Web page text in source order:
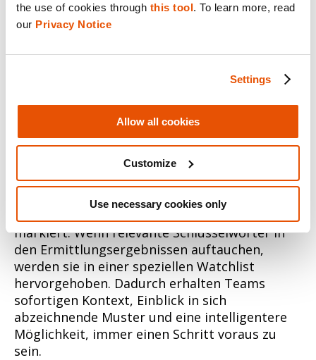
the use of cookies through this tool. To learn more, read
our Privacy Notice
Settings
Allow all cookies
Customize
Use necessary cookies only
Die neue Watchlist-Funktion unterstützt
Ermittler dabei, wichtige Informationen
schneller aufzudecken, indem sie automatisch
Schlüsselbegriffe aus hochgeladenen Fallakten
markiert. Wenn relevante Schlüsselwörter in
den Ermittlungsergebnissen auftauchen,
werden sie in einer speziellen Watchlist
hervorgehoben. Dadurch erhalten Teams
sofortigen Kontext, Einblick in sich
abzeichnende Muster und eine intelligentere
Möglichkeit, immer einen Schritt voraus zu
sein.